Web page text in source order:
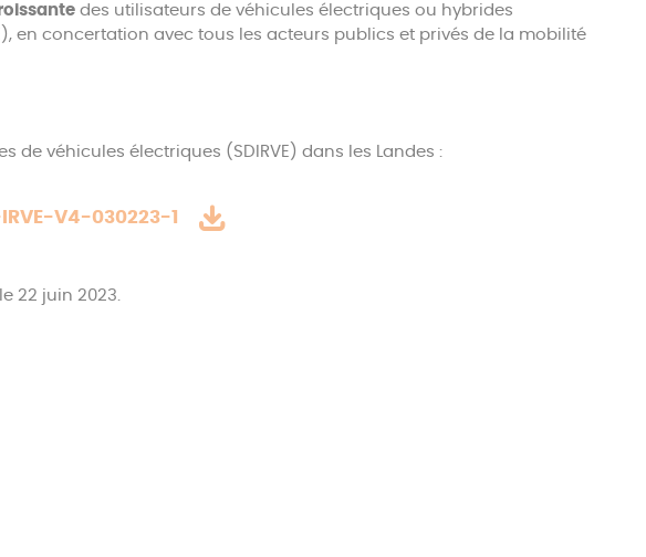
des utilisateurs de véhicules électriques ou hybrides
en concertation avec tous les acteurs publics et privés de la mobilité
véhicules électriques (SDIRVE) dans les Landes :
V4-030223-1
22 juin 2023.